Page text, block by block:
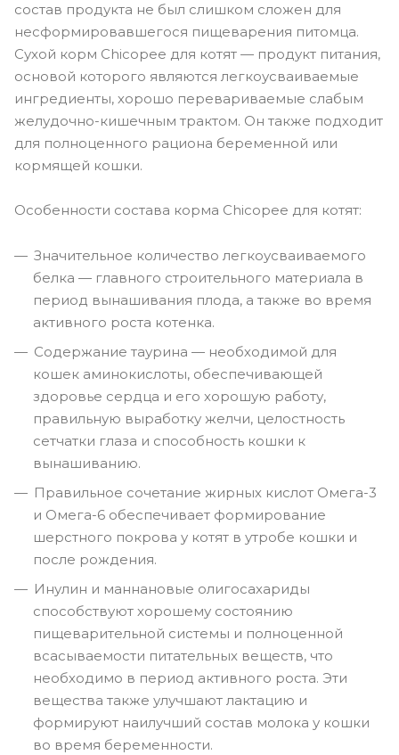
состав продукта не был слишком сложен для
несформировавшегося пищеварения питомца.
Сухой корм Chicopee для котят — продукт питания,
основой которого являются легкоусваиваемые
ингредиенты, хорошо перевариваемые слабым
желудочно-кишечным трактом. Он также подходит
для полноценного рациона беременной или
кормящей кошки.
Особенности состава корма Chicopee для котят:
Значительное количество легкоусваиваемого
белка — главного строительного материала в
период вынашивания плода, а также во время
активного роста котенка.
Содержание таурина — необходимой для
кошек аминокислоты, обеспечивающей
здоровье сердца и его хорошую работу,
правильную выработку желчи, целостность
сетчатки глаза и способность кошки к
вынашиванию.
Правильное сочетание жирных кислот Омега-3
и Омега-6 обеспечивает формирование
шерстного покрова у котят в утробе кошки и
после рождения.
Инулин и маннановые олигосахариды
способствуют хорошему состоянию
пищеварительной системы и полноценной
всасываемости питательных веществ, что
необходимо в период активного роста. Эти
вещества также улучшают лактацию и
формируют наилучший состав молока у кошки
во время беременности.